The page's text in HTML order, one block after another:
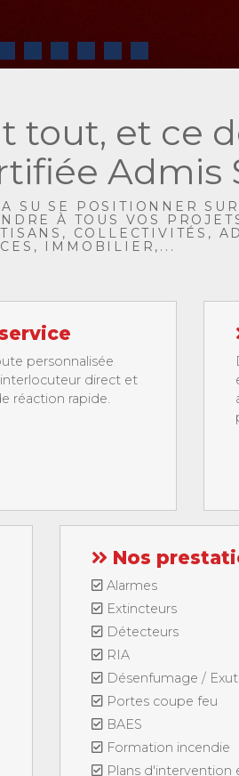
tout, et ce
Admis
SE POSITIONNER
À TOUS VOS
COLLECTIVITÉS,
IMMOBILIER,...
personnalisée
direct et
réaction rapide.
Nos
Alarmes
Extincteurs
Détecteurs
RIA
Désenfumage /
Portes coupe feu
BAES
Formation incendie
Plans d'intervention